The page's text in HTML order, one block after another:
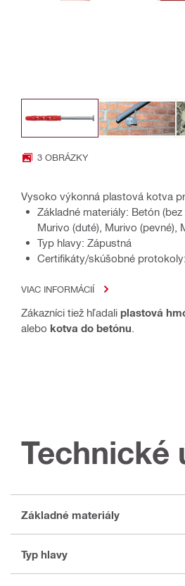
3 OBRÁZKY
Vysoko výkonná plastová kotva
Základné materiály: Betón
Murivo (duté), Murivo (pevné),
Typ hlavy: Zápustná
Certifikáty/skúšobné
VIAC INFORMÁCIÍ
Zákazníci tiež hľadali plastová
alebo kotva do betónu
Technické
Základné materiály
Typ hlavy